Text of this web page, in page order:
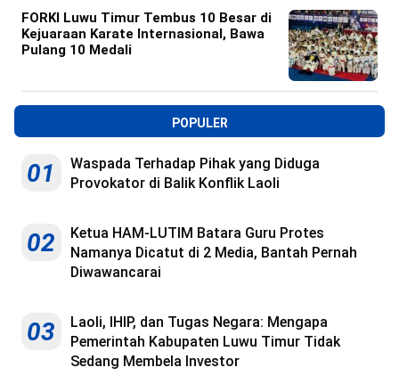
FORKI Luwu Timur Tembus 10 Besar di
Kejuaraan Karate Internasional, Bawa
Pulang 10 Medali
POPULER
01
Waspada Terhadap Pihak yang Diduga
Provokator di Balik Konflik Laoli
02
Ketua HAM-LUTIM Batara Guru Protes
Namanya Dicatut di 2 Media, Bantah Pernah
Diwawancarai
03
Laoli, IHIP, dan Tugas Negara: Mengapa
Pemerintah Kabupaten Luwu Timur Tidak
Sedang Membela Investor